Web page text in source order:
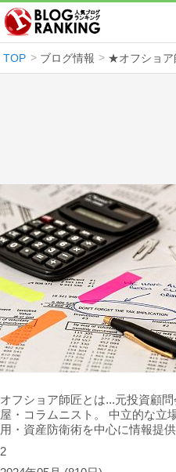
TOP ブログ情報
オフショア師匠とは...元投資顧
屋・コラムニスト。 中立的な立
用・資産防衛術を中心に情報提供
2